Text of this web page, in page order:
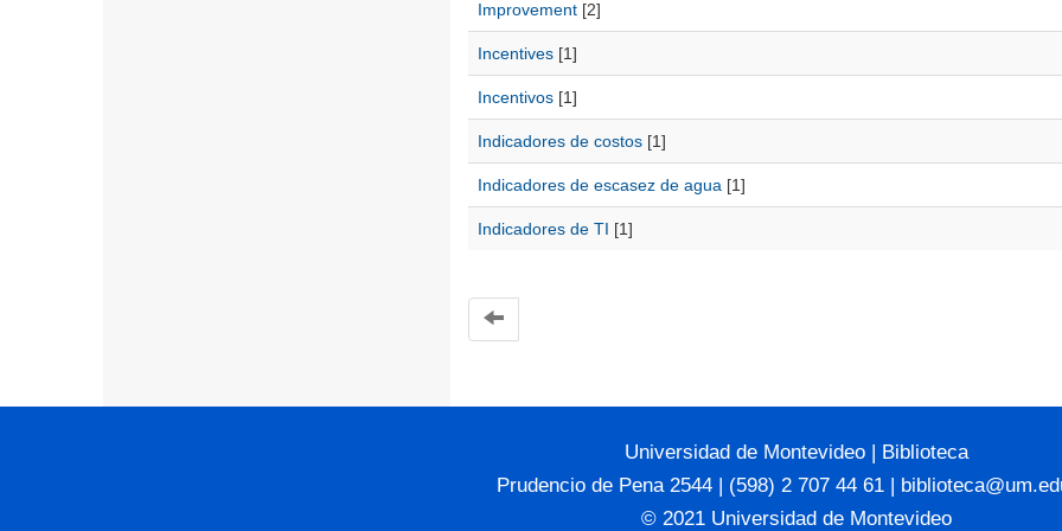
Improvement[2]
Incentives[1]
Incentivos[1]
Indicadores de costos[1]
Indicadores de escasez de agua [1]
Indicadores de TI [1]
Universidad de Montevideo | Biblioteca
Prudencio de Pena 2544 | (598) 2 707 44 61 |
© 2021 Universidad de Montevideo